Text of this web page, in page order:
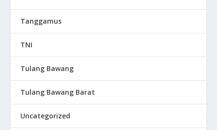
Tanggamus
TNI
Tulang Bawang
Tulang Bawang Barat
Uncategorized